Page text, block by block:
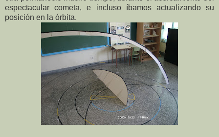
espectacular cometa, e incluso íbamos actualizando su
posición en la órbita.